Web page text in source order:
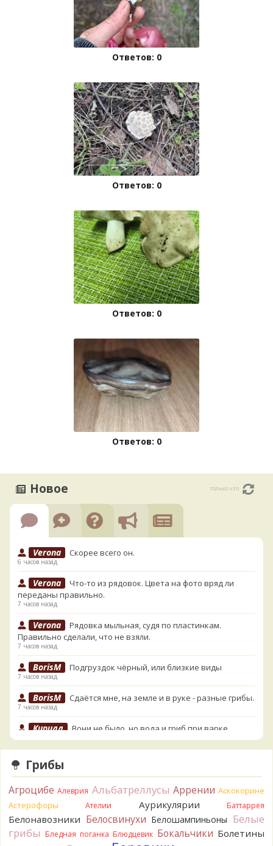
Ответов: 0
Ответов: 0
Ответов: 0
Ответов: 0
Новое только что
Verona Скорее всего он.
6 часов назад
Verona
Что-то из рядовок. Цвета на фото вряд ли
переданы правильно.
7 часов назад
Verona
Рядовка мыльная, судя по пластинкам.
Правильно сделали, что не взяли.
7 часов назад
BorisM Подгруздок чёрный, или близкие виды
7 часов назад
BorisM Сдаётся мне, на земле и в руке - разные грибы.
7 часов назад
Кирилл
Вони не было, но вода и гриб при варке
начали желтеть. Выкинул. Большое спасибо.
9 часов назад
Кирилл
9 часов назад
Tatiana_A
Да. Но они не все безоговорочно
съедобны.
9 часов назад
Tatiana_A
В следующий раз вырвите его целиком и
Грибы
Агроцибе Алеврия Альбатреллусы Аррении Аскокорине
Астерофоры
Ателии Аурикулярии Баттаррея
Белонавозники Белосвинухи Белошампиньоны Белые
грибы Бледная поганка Блюдцевик Бокальчики Болетины